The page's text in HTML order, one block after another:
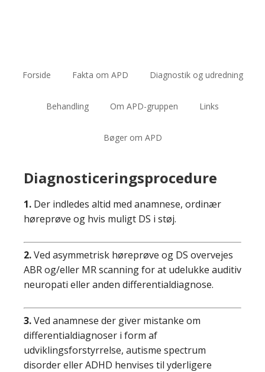
Forside Fakta om APD Diagnostik og udredning
Behandling Om APD-gruppen Links
Bøger om APD
Diagnosticeringsprocedure
1. Der indledes altid med anamnese, ordinær
høreprøve og hvis muligt DS i støj.
2.Ved asymmetrisk høreprøve og DS overvejes
ABR og/eller MR scanning for at udelukke auditiv
neuropati eller anden differentialdiagnose.
3.Ved anamnese der giver mistanke om
differentialdiagnoser i form af
udviklingsforstyrrelse, autisme spectrum
disorder eller ADHD henvises til yderligere